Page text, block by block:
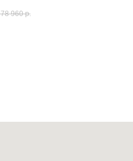
78 960 р.